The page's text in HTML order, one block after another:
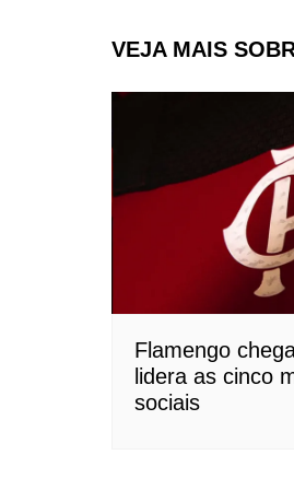
Post
VEJA MAIS
Flamengo
lidera as cinco
sociais